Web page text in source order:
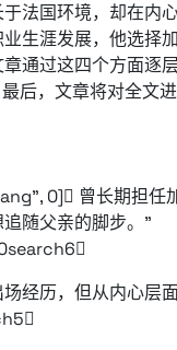
法国环境，却在内
生涯发展，他选择
通过这四个方面逐
后，文章将对全文
0] 曾长期担任加
随父亲的脚步。”
经历，但从内心层